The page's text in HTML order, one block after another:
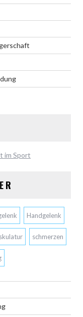
im Sport
Handgelenk
schmerzen